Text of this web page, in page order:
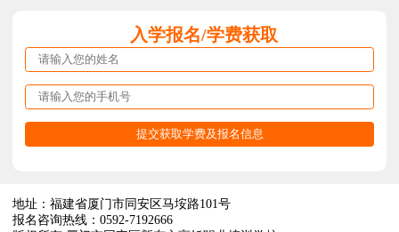
入学报名/学费获取
地址：福建省厦门市同安区马垵路101号
报名咨询热线：0592-7192666